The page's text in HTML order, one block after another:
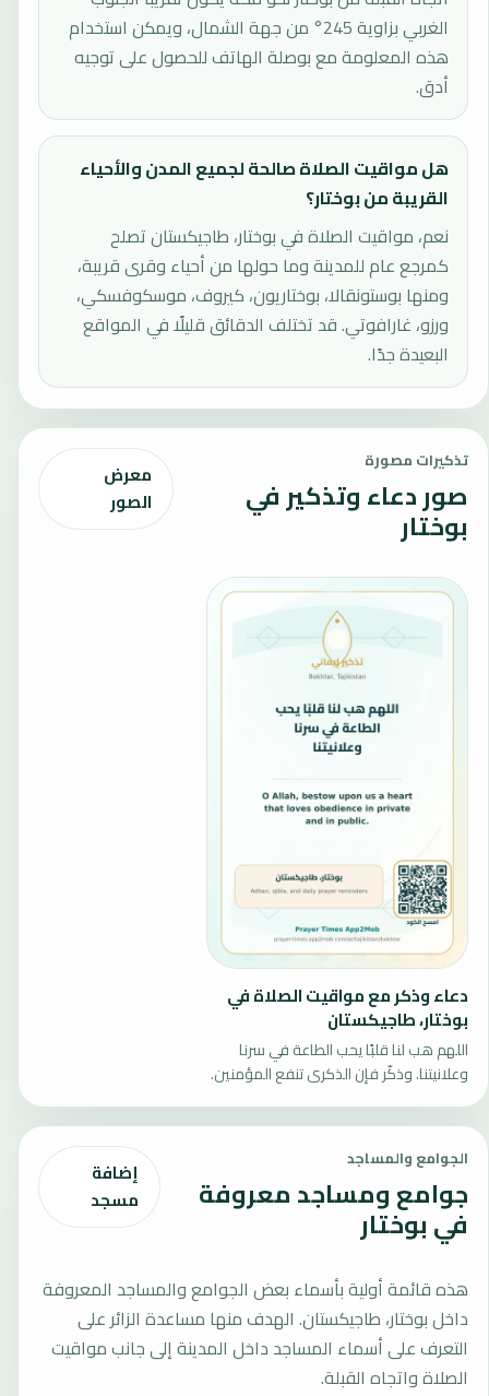
الغربي بزاوية 245° من جهة الشمال، ويمكن استخدام
هذه المعلومة مع بوصلة الهاتف للحصول على توجيه
أدق.
هل مواقيت الصلاة صالحة لجميع المدن والأحياء
القريبة من بوختار؟
نعم، مواقيت الصلاة في بوختار، طاجيكستان تصلح
كمرجع عام للمدينة وما حولها من أحياء وقرى قريبة،
ومنها بوستونقالا، بوختاريون، كيروف، موسكوفسكي،
ورزو، غارافوتي. قد تختلف الدقائق قليلًا في المواقع
البعيدة جدًا.
تذكيرات مصورة
صور دعاء وتذكير في
بوختار
معرض
الصور
دعاء وذكر مع مواقيت الصلاة في
بوختار، طاجيكستان
اللهم هب لنا قلبًا يحب الطاعة في سرنا
وعلانيتنا. وذكّر فإن الذكرى تنفع المؤمنين.
الجوامع والمساجد
جوامع ومساجد معروفة
في بوختار
إضافة
مسجد
هذه قائمة أولية بأسماء بعض الجوامع والمساجد المعروفة
داخل بوختار، طاجيكستان. الهدف منها مساعدة الزائر على
التعرف على أسماء المساجد داخل المدينة إلى جانب مواقيت
الصلاة واتجاه القبلة.